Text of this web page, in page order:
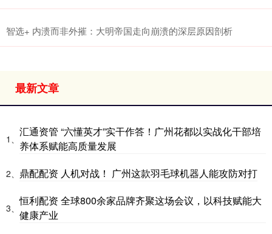
智选+ 内溃而非外摧：大明帝国走向崩溃的深层原因剖析
最新文章
1、
汇通资管 “六懂英才”实干作答！广州花都以实战化干部培
养体系赋能高质量发展
2、 鼎配配资 人机对战！ 广州这款羽毛球机器人能攻防对打
3、
恒利配资 全球800余家品牌齐聚这场会议，以科技赋能大
健康产业